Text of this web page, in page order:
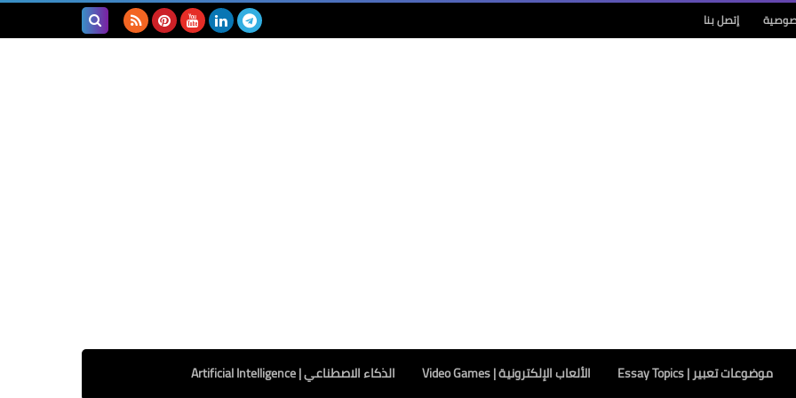
إتصل بنا
موضوعات تعبير | Essay Topics الألعاب الإلكترونية | Video Games الذكاء الاصطناعي | Artificial Intelligence